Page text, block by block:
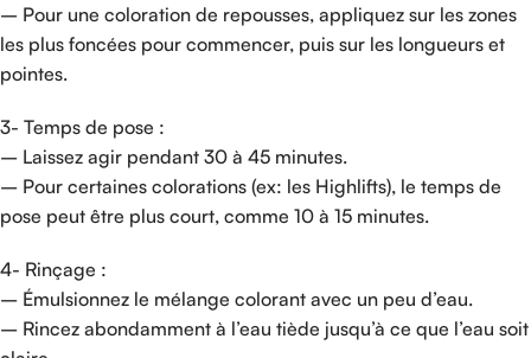
– Pour une coloration de repousses, appliquez sur les zones
les plus foncées pour commencer, puis sur les longueurs et
pointes.
3- Temps de pose :
– Laissez agir pendant 30 à 45 minutes.
– Pour certaines colorations (ex: les Highlifts), le temps de
pose peut être plus court, comme 10 à 15 minutes.
4- Rinçage :
– Émulsionnez le mélange colorant avec un peu d’eau.
– Rincez abondamment à l’eau tiède jusqu’à ce que l’eau soit